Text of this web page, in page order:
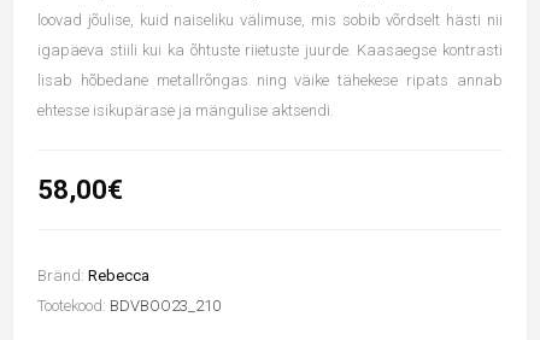
loovad jõulise, kuid naiseliku välimuse, mis sobib võrdselt hästi nii
igapäeva stiili kui ka õhtuste riietuste juurde. Kaasaegse kontrasti
lisab hõbedane metallrõngas ning väike tähekese ripats annab
ehtesse isikupärase ja mängulise aktsendi.
58,00€
Bränd: Rebecca
Tootekood: BDVBOO23_210